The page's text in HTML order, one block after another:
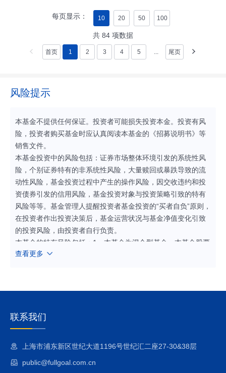
每页显示： 10 20 50 100
共 84 项数据
首页 1 2 3 4 5 ... 尾页
风险提示
本基金不提供任何保证。投资者可能损失投资本金。投资有风
险，投资者购买基金时应认真阅读本基金的《招募说明书》等
销售文件。
本基金投资中的风险包括：证券市场整体环境引发的系统性风
险，个别证券特有的非系统性风险，大量赎回或暴跌导致的流
动性风险，基金投资过程中产生的操作风险，因交收违约和投
资债券引发的信用风险，基金投资对象与投资策略引致的特有
风险等等。基金管理人提醒投资者基金投资的“买者自负”原则，
在投资者作出投资决策后，基金运营状况与基金净值变化引致
的投资风险，由投资者自行负责。
本基金的特有风险包括：1、本基金为混合型基金，本基金股票
及存托凭证投资占基金资产的比例为60%-95%（其中，投资于
的80%。内地和港股通标的股票市场和债券市场的变化均会影
管理人将发挥专业研究优势，加强对市场、证券基本面的深入
研究，持续优化组合配置，以控制特定风险。
本基金可投资股指期货，股指期货采用保证金交易制度，由于
保证金交易具有杠杆性，当出现不利行情时，股价指数微小的
查看更多
联系我们
上海市浦东新区世纪大道1196号世纪汇二座27-30&38层
public@fullgoal.com.cn